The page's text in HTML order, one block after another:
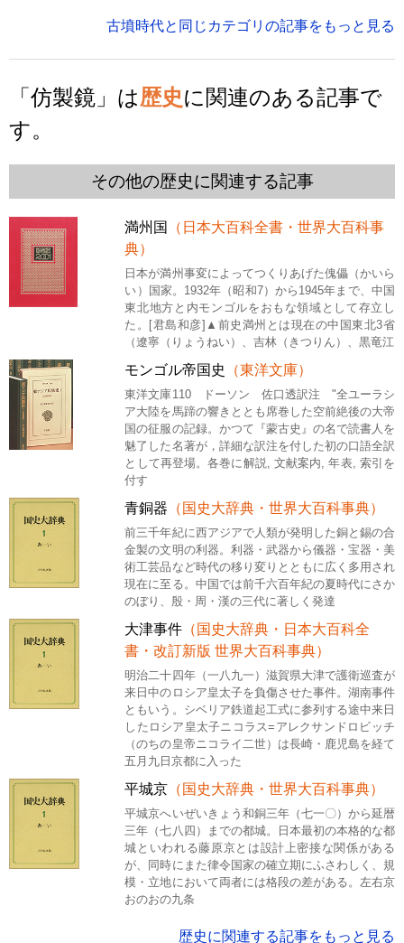
古墳時代と同じカテゴリの記事をもっと見る
「仿製鏡」は歴史に関連のある記事で
す。
その他の歴史に関連する記事
満州国
（日本大百科全書・世界大百科事
典）
日本が満州事変によってつくりあげた傀儡（かいら
い）国家。1932年（昭和7）から1945年まで、中国
東北地方と内モンゴルをおもな領域として存立し
た。[君島和彦]▲前史満州とは現在の中国東北3省
（遼寧（りょうねい）、吉林（きつりん）、黒竜江
モンゴル帝国史 （東洋文庫）
東洋文庫110 ドーソン 佐口透訳注 "全ユーラシ
ア大陸を馬蹄の響きととも席巻した空前絶後の大帝
国の征服の記録。かつて『蒙古史』の名で読書人を
魅了した名著が，詳細な訳注を付した初の口語全訳
として再登場。各巻に解説, 文献案内, 年表, 索引を
付す
青銅器 （国史大辞典・世界大百科事典）
前三千年紀に西アジアで人類が発明した銅と錫の合
金製の文明の利器。利器・武器から儀器・宝器・美
術工芸品など時代の移り変りとともに広く多用され
現在に至る。中国では前千六百年紀の夏時代にさか
のぼり、殷・周・漢の三代に著しく発達
大津事件 （国史大辞典・日本大百科全
書・改訂新版 世界大百科事典）
明治二十四年（一八九一）滋賀県大津で護衛巡査が
来日中のロシア皇太子を負傷させた事件。湖南事件
ともいう。シベリア鉄道起工式に参列する途中来日
したロシア皇太子ニコラス=アレクサンドロビッチ
（のちの皇帝ニコライ二世）は長崎・鹿児島を経て
五月九日京都に入った
平城京 （国史大辞典・世界大百科事典）
平城京へいぜいきょう和銅三年（七一〇）から延暦
三年（七八四）までの都城。日本最初の本格的な都
城といわれる藤原京とは設計上密接な関係がある
が、同時にまた律令国家の確立期にふさわしく、規
模・立地において両者には格段の差がある。左右京
おのおの九条
歴史に関連する記事をもっと見る